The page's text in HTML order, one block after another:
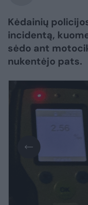
Kėdainių
incidentą,
sėdo ant
nukentėjo pats.